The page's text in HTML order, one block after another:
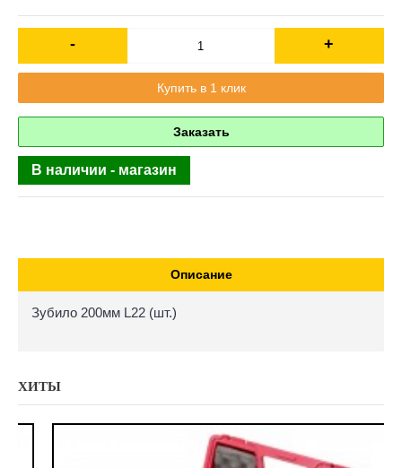
- +
Купить в 1 клик
Заказать
В наличии - магазин
Описание
Зубило 200мм L22 (шт.)
ХИТЫ